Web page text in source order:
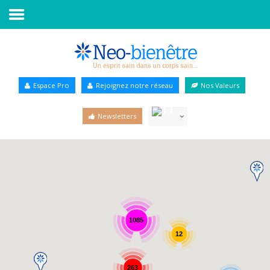
Annuaire Bien-être
Espace Pro Rejoignez notre réseau Nos Valeurs
Newsletters
1085
263
12